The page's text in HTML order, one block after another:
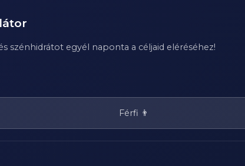
szénhidrátot egyél naponta a céljaid eléréséhez!
Férfi 👨